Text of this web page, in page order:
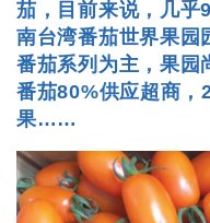
茄，目前来说，几乎
南台湾番茄世界果园
番茄系列为主，果园
番茄80%供应超商，
果……